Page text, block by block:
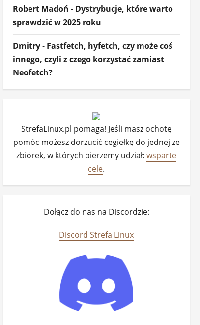
Robert Madoń - Dystrybucje, które warto
sprawdzić w 2025 roku
Dmitry- Fastfetch, hyfetch, czy może coś
innego, czyli z czego korzystać zamiast
Neofetch?
StrefaLinux.pl pomaga! Jeśli masz ochotę
pomóc możesz dorzucić cegiełkę do jednej ze
zbiórek, w których bierzemy udział:wsparte
cele.
Dołącz do nas na Discordzie:
Discord Strefa Linux